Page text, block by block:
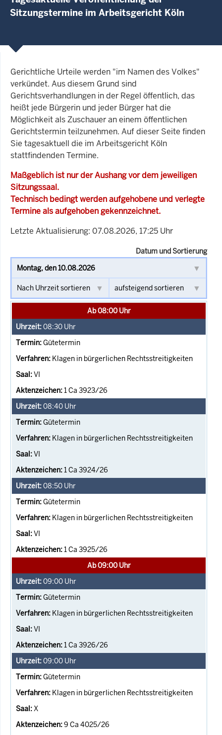
Sitzungstermine im Arbeitsgericht Köln
Gerichtliche Urteile werden "im Namen des Volkes"
verkündet. Aus diesem Grund sind
Gerichtsverhandlungen in der Regel öffentlich, das
heißt jede Bürgerin und jeder Bürger hat die
Möglichkeit als Zuschauer an einem öffentlichen
Gerichtstermin teilzunehmen. Auf dieser Seite finden
Sie tagesaktuell die im Arbeitsgericht Köln
stattfindenden Termine.
Maßgeblich ist nur der Aushang vor dem jeweiligen
Sitzungssaal.
Technisch bedingt werden aufgehobene und verlegte
Termine als aufgehoben gekennzeichnet.
Letzte Aktualisierung: 07.08.2026, 17:25 Uhr
Datum und Sortierung
Ab 08:00 Uhr
08:30 Uhr
Gütetermin
Klagen in bürgerlichen Rechtsstreitigkeiten
VI
1 Ca 3923/26
08:40 Uhr
Gütetermin
Klagen in bürgerlichen Rechtsstreitigkeiten
VI
1 Ca 3924/26
08:50 Uhr
Gütetermin
Klagen in bürgerlichen Rechtsstreitigkeiten
VI
1 Ca 3925/26
Ab 09:00 Uhr
09:00 Uhr
Gütetermin
Klagen in bürgerlichen Rechtsstreitigkeiten
VI
1 Ca 3926/26
09:00 Uhr
Gütetermin
Klagen in bürgerlichen Rechtsstreitigkeiten
X
9 Ca 4025/26